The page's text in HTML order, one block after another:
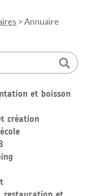
>Annuaire
et boisson
création